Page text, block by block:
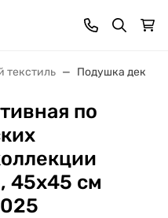
Подушка
по
45х45 см